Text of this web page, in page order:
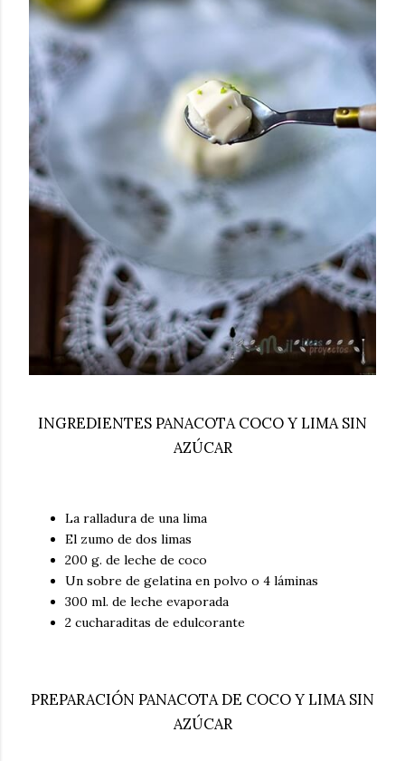
INGREDIENTES PANACOTA COCO Y LIMA SIN
AZÚCAR
La ralladura de una lima
El zumo de dos limas
200 g. de leche de coco
Un sobre de gelatina en polvo o 4 láminas
300 ml. de leche evaporada
2 cucharaditas de edulcorante
PREPARACIÓN PANACOTA DE COCO Y LIMA SIN
AZÚCAR